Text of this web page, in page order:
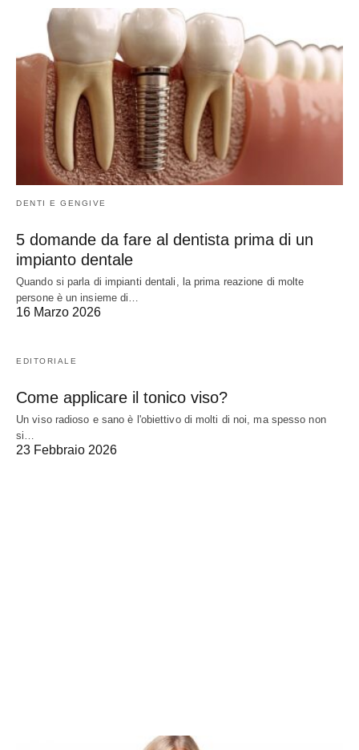
DENTI E GENGIVE
5 domande da fare al dentista prima di un
impianto dentale
Quando si parla di impianti dentali, la prima reazione di molte
persone è un insieme di…
16 Marzo 2026
EDITORIALE
Come applicare il tonico viso?
Un viso radioso e sano è l'obiettivo di molti di noi, ma spesso non
si…
23 Febbraio 2026